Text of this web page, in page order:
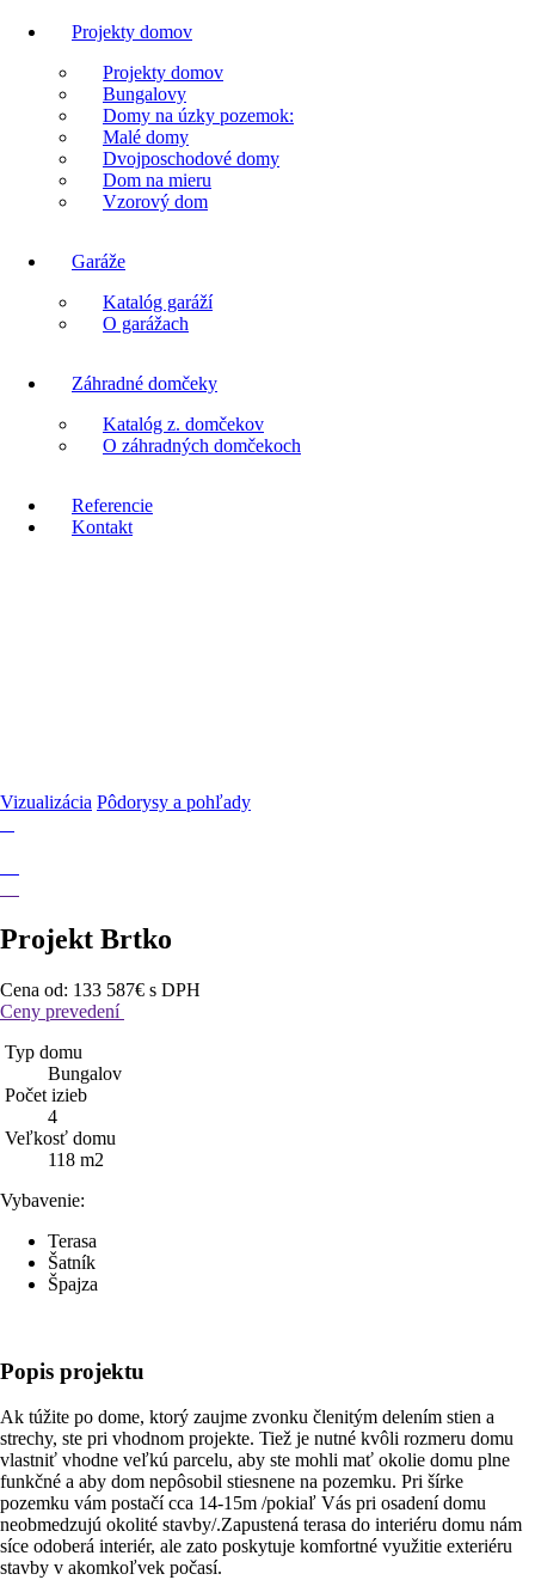
Projekty domov
Projekty domov
Bungalovy
Domy na úzky pozemok:
Malé domy
Dvojposchodové domy
Dom na mieru
Vzorový dom
Garáže
Katalóg garáží
O garážach
Záhradné domčeky
Katalóg z. domčekov
O záhradných domčekoch
Referencie
Kontakt
Vizualizácia Pôdorysy a pohľady
Projekt Brtko
Cena od: 133 587€ s DPH
Ceny prevedení
Typ domu
Bungalov
Počet izieb
4
Veľkosť domu
118 m2
Vybavenie:
Terasa
Šatník
Špajza
Popis projektu
Ak túžite po dome, ktorý zaujme zvonku členitým delením stien a
strechy, ste pri vhodnom projekte. Tiež je nutné kvôli rozmeru domu
vlastniť vhodne veľkú parcelu, aby ste mohli mať okolie domu plne
funkčné a aby dom nepôsobil stiesnene na pozemku. Pri šírke
pozemku vám postačí cca 14-15m /pokiaľ Vás pri osadení domu
neobmedzujú okolité stavby/.Zapustená terasa do interiéru domu nám
síce odoberá interiér, ale zato poskytuje komfortné využitie exteriéru
stavby v akomkoľvek počasí.